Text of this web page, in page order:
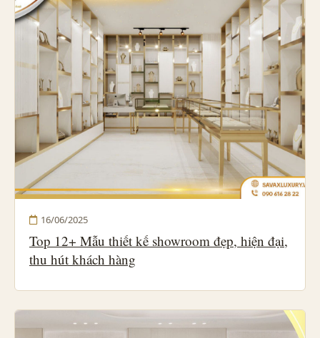
16/06/2025
Top 12+ Mẫu thiết kế showroom đẹp, hiện đại,
thu hút khách hàng